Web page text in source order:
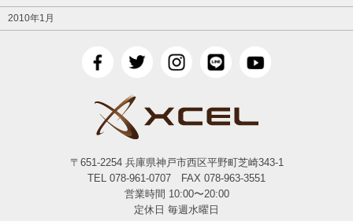
2010年1月
〒651-2254 兵庫県神戸市西区平野町芝崎343-1
TEL 078-961-0707 FAX 078-963-3551
営業時間 10:00〜20:00
定休日 毎週水曜日